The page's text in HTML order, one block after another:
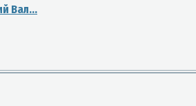
Вал...